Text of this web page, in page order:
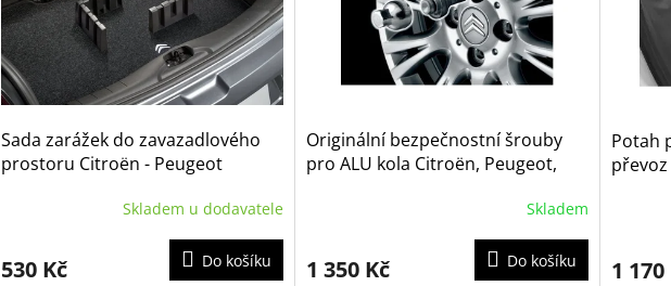
d
u
p
o
d
Sada zarážek do zavazadlového
prostoru Citroën - Peugeot
Skladem u dodavatele
530 Kč Do košíku
Originální bezpečnostní šrouby
pro ALU kola Citroën, Peugeot,
Skladem
1 350 Kč Do košíku
Potah
1 170